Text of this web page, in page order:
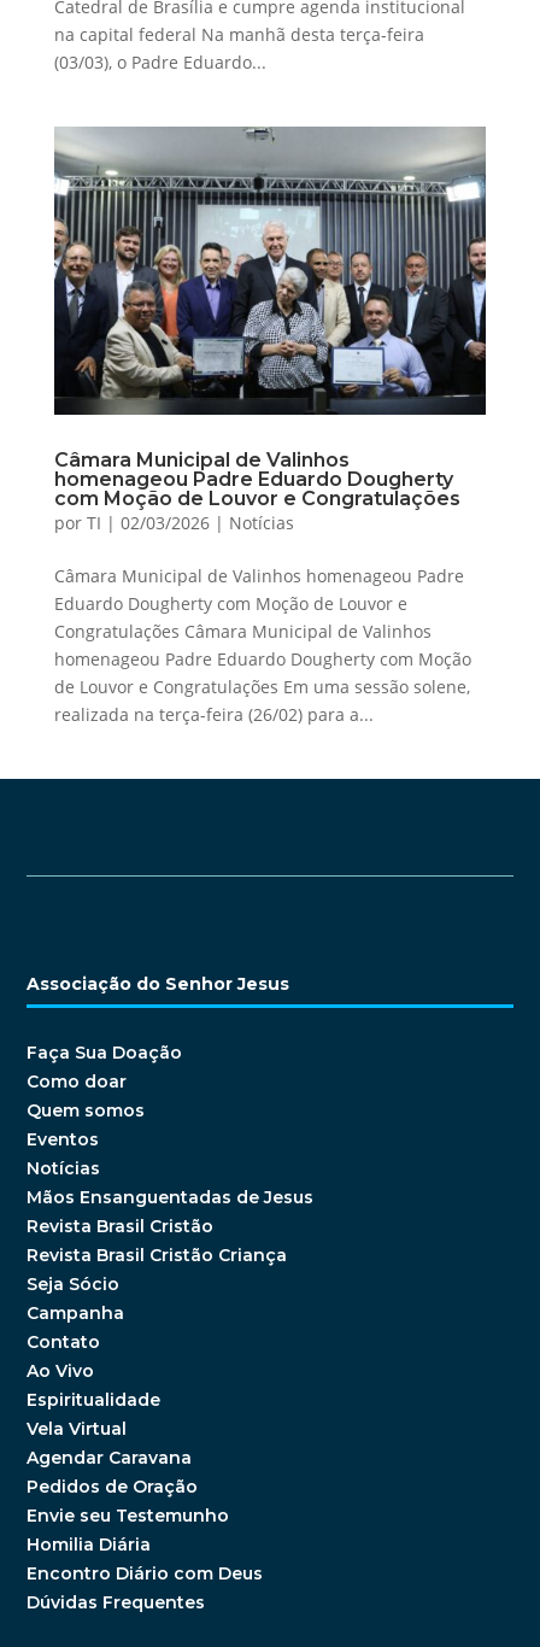
Catedral de Brasília e cumpre agenda institucional
na capital federal Na manhã desta terça-feira
(03/03), o Padre Eduardo...
Câmara Municipal de Valinhos
homenageou Padre Eduardo Dougherty
com Moção de Louvor e Congratulações
por TI | 02/03/2026| Notícias
Câmara Municipal de Valinhos homenageou Padre
Eduardo Dougherty com Moção de Louvor e
Congratulações Câmara Municipal de Valinhos
homenageou Padre Eduardo Dougherty com Moção
de Louvor e Congratulações Em uma sessão solene,
realizada na terça-feira (26/02) para a...
Associação do Senhor Jesus
Faça Sua Doação
Como doar
Quem somos
Eventos
Notícias
Mãos Ensanguentadas de Jesus
Revista Brasil Cristão
Revista Brasil Cristão Criança
Seja Sócio
Campanha
Contato
Ao Vivo
Espiritualidade
Vela Virtual
Agendar Caravana
Pedidos de Oração
Envie seu Testemunho
Homilia Diária
Encontro Diário com Deus
Dúvidas Frequentes